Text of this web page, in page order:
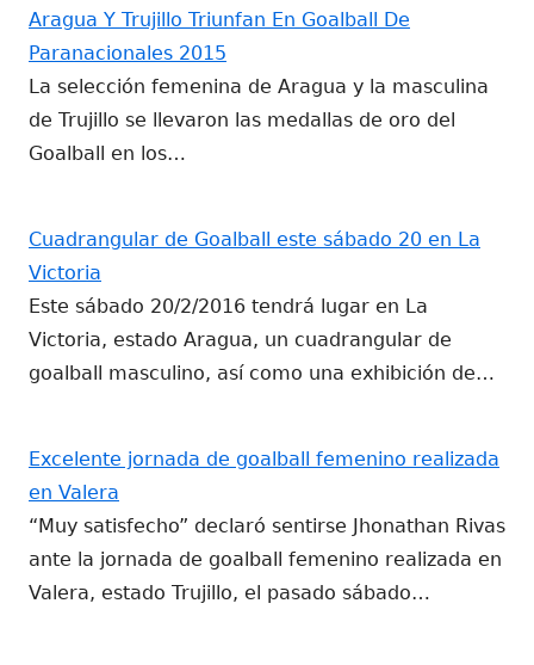
Aragua Y Trujillo Triunfan En Goalball De
Paranacionales 2015
La selección femenina de Aragua y la masculina
de Trujillo se llevaron las medallas de oro del
Goalball en los…
Cuadrangular de Goalball este sábado 20 en La
Victoria
Este sábado 20/2/2016 tendrá lugar en La
Victoria, estado Aragua, un cuadrangular de
goalball masculino, así como una exhibición de…
Excelente jornada de goalball femenino realizada
en Valera
“Muy satisfecho” declaró sentirse Jhonathan Rivas
ante la jornada de goalball femenino realizada en
Valera, estado Trujillo, el pasado sábado…